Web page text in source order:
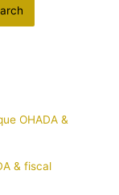
OHADA &
& fiscal